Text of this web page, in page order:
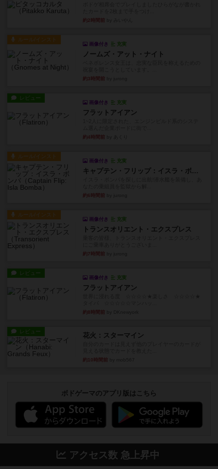
約2時間前
ルール/インスト
画像付き 充実
ノームズ・アット・ナイト
約3時間前
レビュー
画像付き 充実
フラットアイアン
約4時間前
ルール/インスト
画像付き 充実
キャプテン・フリップ：イスラ・ボンバ
約6時間前
ルール/インスト
画像付き 充実
トランスオリエント・エクスプレス
約7時間前
レビュー
画像付き 充実
フラットアイアン
約8時間前
レビュー 花火：スターマイン
約10時間前
ボドゲーマのアプリ版はこちら
アクセス数 急上昇中